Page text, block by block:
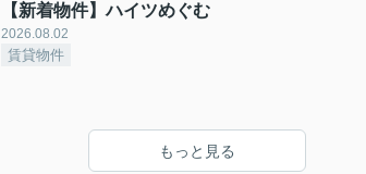
【新着物件】ハイツめぐむ
2026.08.02
賃貸物件
もっと見る